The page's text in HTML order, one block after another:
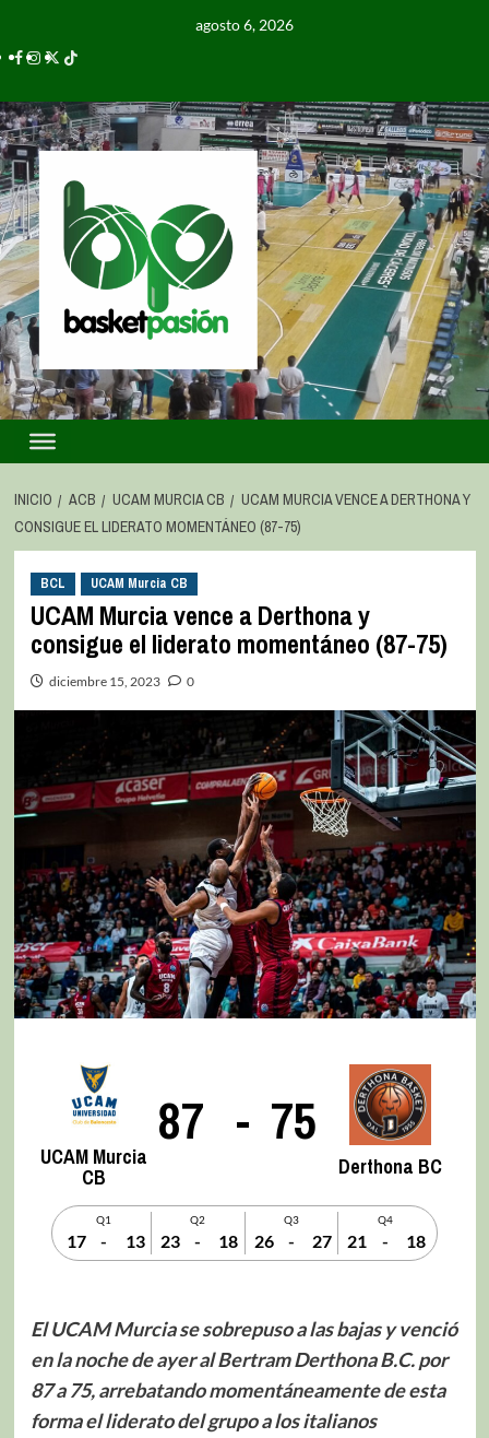
agosto 6, 2026
INICIO ACB UCAM MURCIA CB
UCAM MURCIA VENCE A DERTHONA Y
CONSIGUE EL LIDERATO MOMENTÁNEO (87-75)
BCL UCAM Murcia CB
UCAM Murcia vence a Derthona y
consigue el liderato momentáneo (87-75)
diciembre 15, 2023 0
UCAM Murcia
CB
87 - 75
Derthona BC
Q1
17 - 13
Q2
23 - 18
Q3
26 - 27
Q4
21 - 18
El UCAM Murcia se sobrepuso a las bajas y venció
en la noche de ayer al Bertram Derthona B.C. por
87 a 75, arrebatando momentáneamente de esta
forma el liderato del grupo a los italianos